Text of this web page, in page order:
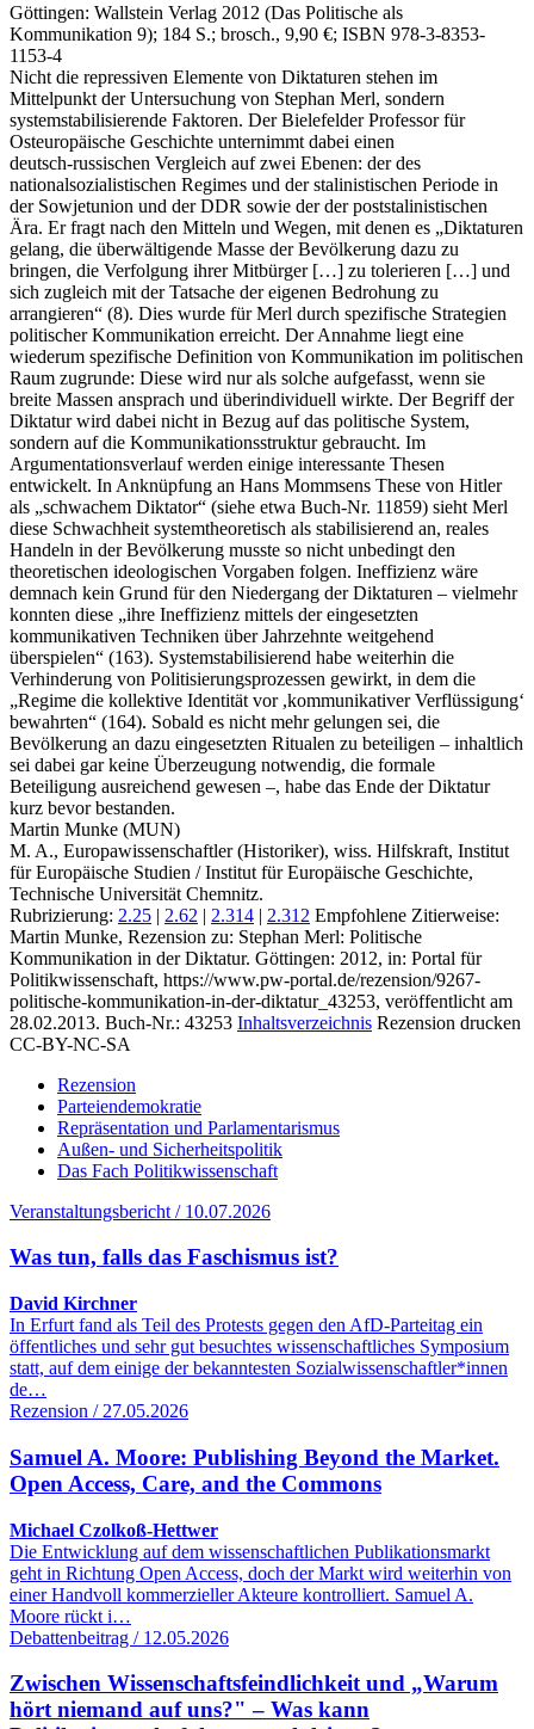
Göttingen: Wallstein Verlag 2012 (Das Politische als
Kommunikation 9); 184 S.; brosch., 9,90 €; ISBN 978-3-8353-
1153-4
Nicht die repressiven Elemente von Diktaturen stehen im
Mittelpunkt der Untersuchung von Stephan Merl, sondern
systemstabilisierende Faktoren. Der Bielefelder Professor für
Osteuropäische Geschichte unternimmt dabei einen
deutsch‑russischen Vergleich auf zwei Ebenen: der des
nationalsozialistischen Regimes und der stalinistischen Periode in
der Sowjetunion und der DDR sowie der der poststalinistischen
Ära. Er fragt nach den Mitteln und Wegen, mit denen es „Diktaturen
gelang, die überwältigende Masse der Bevölkerung dazu zu
bringen, die Verfolgung ihrer Mitbürger […] zu tolerieren […] und
sich zugleich mit der Tatsache der eigenen Bedrohung zu
arrangieren“ (8). Dies wurde für Merl durch spezifische Strategien
politischer Kommunikation erreicht. Der Annahme liegt eine
wiederum spezifische Definition von Kommunikation im politischen
Raum zugrunde: Diese wird nur als solche aufgefasst, wenn sie
breite Massen ansprach und überindividuell wirkte. Der Begriff der
Diktatur wird dabei nicht in Bezug auf das politische System,
sondern auf die Kommunikationsstruktur gebraucht. Im
Argumentationsverlauf werden einige interessante Thesen
entwickelt. In Anknüpfung an Hans Mommsens These von Hitler
als „schwachem Diktator“ (siehe etwa Buch‑Nr. 11859) sieht Merl
diese Schwachheit systemtheoretisch als stabilisierend an, reales
Handeln in der Bevölkerung musste so nicht unbedingt den
theoretischen ideologischen Vorgaben folgen. Ineffizienz wäre
demnach kein Grund für den Niedergang der Diktaturen – vielmehr
konnten diese „ihre Ineffizienz mittels der eingesetzten
kommunikativen Techniken über Jahrzehnte weitgehend
überspielen“ (163). Systemstabilisierend habe weiterhin die
Verhinderung von Politisierungsprozessen gewirkt, in dem die
„Regime die kollektive Identität vor ,kommunikativer Verflüssigung‘
bewahrten“ (164). Sobald es nicht mehr gelungen sei, die
Bevölkerung an dazu eingesetzten Ritualen zu beteiligen – inhaltlich
sei dabei gar keine Überzeugung notwendig, die formale
Beteiligung ausreichend gewesen –, habe das Ende der Diktatur
kurz bevor bestanden.
Martin Munke (MUN)
M. A., Europawissenschaftler (Historiker), wiss. Hilfskraft, Institut
für Europäische Studien / Institut für Europäische Geschichte,
Technische Universität Chemnitz.
Rubrizierung: 2.25 | 2.62 | 2.314 | 2.312 Empfohlene Zitierweise:
Martin Munke, Rezension zu: Stephan Merl: Politische
Kommunikation in der Diktatur. Göttingen: 2012, in: Portal für
Politikwissenschaft, https://www.pw-portal.de/rezension/9267-
politische-kommunikation-in-der-diktatur_43253, veröffentlicht am
28.02.2013. Buch-Nr.: 43253 Inhaltsverzeichnis Rezension drucken
CC-BY-NC-SA
Rezension
Parteiendemokratie
Repräsentation und Parlamentarismus
Außen- und Sicherheitspolitik
Das Fach Politikwissenschaft
Veranstaltungsbericht / 10.07.2026
Was tun, falls das Faschismus ist?
David Kirchner
In Erfurt fand als Teil des Protests gegen den AfD-Parteitag ein
öffentliches und sehr gut besuchtes wissenschaftliches Symposium
statt, auf dem einige der bekanntesten Sozialwissenschaftler*innen
de…
Rezension / 27.05.2026
Samuel A. Moore: Publishing Beyond the Market.
Open Access, Care, and the Commons
Michael Czolkoß-Hettwer
Die Entwicklung auf dem wissenschaftlichen Publikationsmarkt
geht in Richtung Open Access, doch der Markt wird weiterhin von
einer Handvoll kommerzieller Akteure kontrolliert. Samuel A.
Moore rückt i…
Debattenbeitrag / 12.05.2026
Zwischen Wissenschaftsfeindlichkeit und „Warum
hört niemand auf uns?" – Was kann